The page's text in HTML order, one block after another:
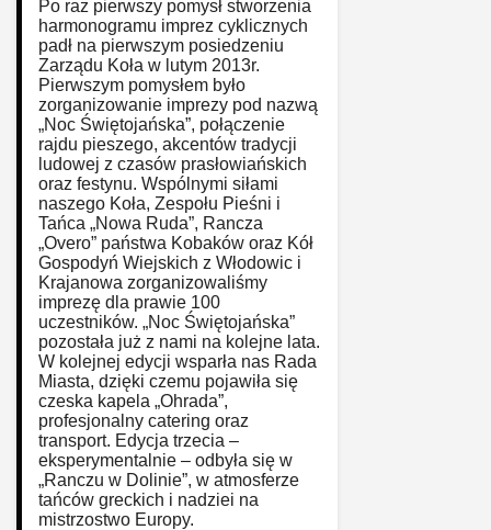
Po raz pierwszy pomysł stworzenia
harmonogramu imprez cyklicznych
padł na pierwszym posiedzeniu
Zarządu Koła w lutym 2013r.
Pierwszym pomysłem było
zorganizowanie imprezy pod nazwą
„Noc Świętojańska”, połączenie
rajdu pieszego, akcentów tradycji
ludowej z czasów prasłowiańskich
oraz festynu. Wspólnymi siłami
naszego Koła, Zespołu Pieśni i
Tańca „Nowa Ruda”, Rancza
„Overo” państwa Kobaków oraz Kół
Gospodyń Wiejskich z Włodowic i
Krajanowa zorganizowaliśmy
imprezę dla prawie 100
uczestników. „Noc Świętojańska”
pozostała już z nami na kolejne lata.
W kolejnej edycji wsparła nas Rada
Miasta, dzięki czemu pojawiła się
czeska kapela „Ohrada”,
profesjonalny catering oraz
transport. Edycja trzecia –
eksperymentalnie – odbyła się w
„Ranczu w Dolinie”, w atmosferze
tańców greckich i nadziei na
mistrzostwo Europy.